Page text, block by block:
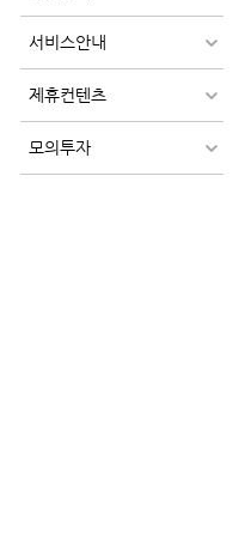
서비스안내
제휴컨텐츠
모의투자